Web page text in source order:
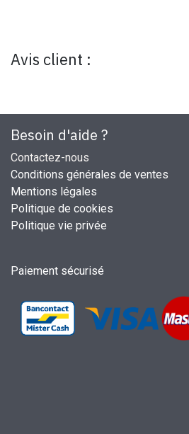
Avis client :
Besoin d'aide ?
Contactez-nous
Conditions générales de ventes
Mentions légales
Politique de cookies
Politique vie privée
Paiement sécurisé